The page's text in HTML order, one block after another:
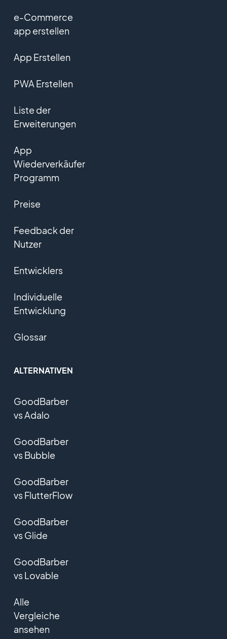
e-Commerce
app erstellen
App Erstellen
PWA Erstellen
Liste der
Erweiterungen
App
Wiederverkäufer
Programm
Preise
Feedback der
Nutzer
Entwicklers
Individuelle
Entwicklung
Glossar
ALTERNATIVEN
GoodBarber
vs Adalo
GoodBarber
vs Bubble
GoodBarber
vs FlutterFlow
GoodBarber
vs Glide
GoodBarber
vs Lovable
Alle
Vergleiche
ansehen